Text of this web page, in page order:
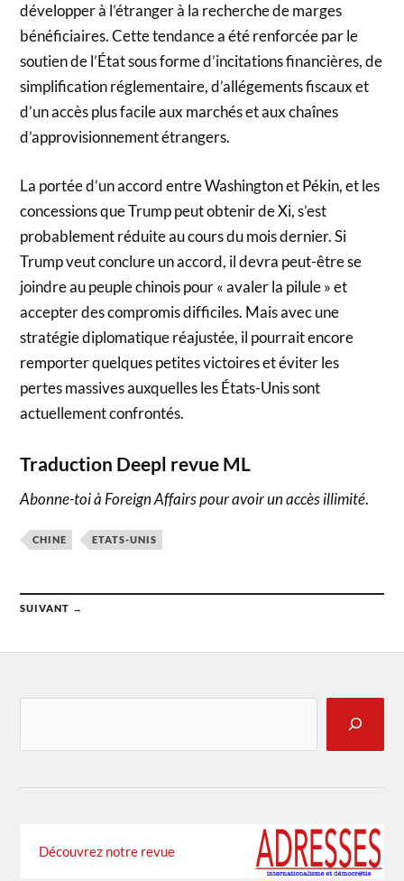
développer à l’étranger à la recherche de marges
bénéficiaires. Cette tendance a été renforcée par le
soutien de l’État sous forme d’incitations financières, de
simplification réglementaire, d’allégements fiscaux et
d’un accès plus facile aux marchés et aux chaînes
d’approvisionnement étrangers.
La portée d’un accord entre Washington et Pékin, et les
concessions que Trump peut obtenir de Xi, s’est
probablement réduite au cours du mois dernier. Si
Trump veut conclure un accord, il devra peut-être se
joindre au peuple chinois pour « avaler la pilule » et
accepter des compromis difficiles. Mais avec une
stratégie diplomatique réajustée, il pourrait encore
remporter quelques petites victoires et éviter les
pertes massives auxquelles les États-Unis sont
actuellement confrontés.
Traduction Deepl revue ML
Abonne-toi à Foreign Affairs pour avoir un accès illimité.
CHINE ETATS-UNIS
SUIVANT →
Découvrez notre revue